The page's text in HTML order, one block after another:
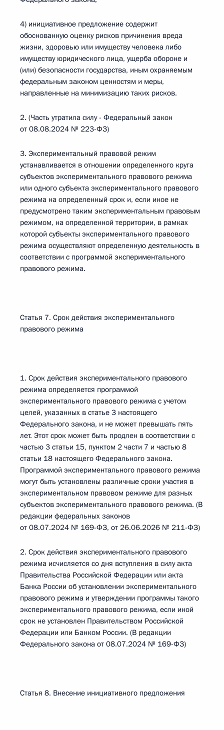
4) инициативное предложение содержит
обоснованную оценку рисков причинения вреда
жизни, здоровью или имуществу человека либо
имуществу юридического лица, ущерба обороне и
(или) безопасности государства, иным охраняемым
федеральным законом ценностям и меры,
направленные на минимизацию таких рисков.
2. (Часть утратила силу - Федеральный закон
от 08.08.2024 № 223-ФЗ)
3. Экспериментальный правовой режим
устанавливается в отношении определенного круга
субъектов экспериментального правового режима
или одного субъекта экспериментального правового
режима на определенный срок и, если иное не
предусмотрено таким экспериментальным правовым
режимом, на определенной территории, в рамках
которой субъекты экспериментального правового
режима осуществляют определенную деятельность в
соответствии с программой экспериментального
правового режима.
Статья 7. Срок действия экспериментального
правового режима
1. Срок действия экспериментального правового
режима определяется программой
экспериментального правового режима с учетом
целей, указанных в статье 3 настоящего
Федерального закона, и не может превышать пять
лет. Этот срок может быть продлен в соответствии с
частью 3 статьи 15, пунктом 2 части 7 и частью 8
статьи 18 настоящего Федерального закона.
Программой экспериментального правового режима
могут быть установлены различные сроки участия в
экспериментальном правовом режиме для разных
субъектов экспериментального правового режима. (В
редакции федеральных законов
от 08.07.2024 № 169-ФЗ, от 26.06.2026 № 211-ФЗ)
2. Срок действия экспериментального правового
режима исчисляется со дня вступления в силу акта
Правительства Российской Федерации или акта
Банка России об установлении экспериментального
правового режима и утверждении программы такого
экспериментального правового режима, если иной
срок не установлен Правительством Российской
Федерации или Банком России. (В редакции
Федерального закона от 08.07.2024 № 169-ФЗ)
Статья 8. Внесение инициативного предложения